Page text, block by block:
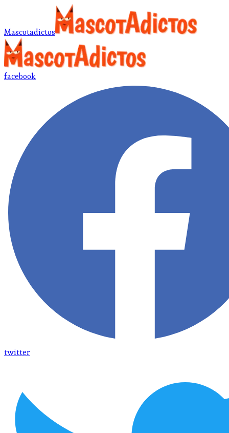
Mascotadictos
facebook
twitter